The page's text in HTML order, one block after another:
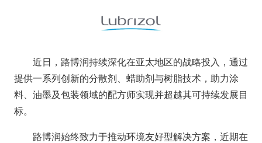
近日，路博润持续深化在亚太地区的战略投入，通过
提供一系列创新的分散剂、蜡助剂与树脂技术，助力涂
料、油墨及包装领域的配方师实现并超越其可持续发展目
标。
路博润始终致力于推动环境友好型解决方案，近期在